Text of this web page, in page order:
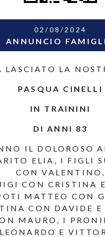
02/08/2024
ANNUNCIO
LASCIATO LA
PASQUA CINELLI
IN TRAININI
DI ANNI 83
IL DOLOROSO
ELIA, I FIGLI
CON VALENTINO,
CON CRISTINA
MATTEO CON
CON DAVIDE
MAURO, I
LEONARDO E